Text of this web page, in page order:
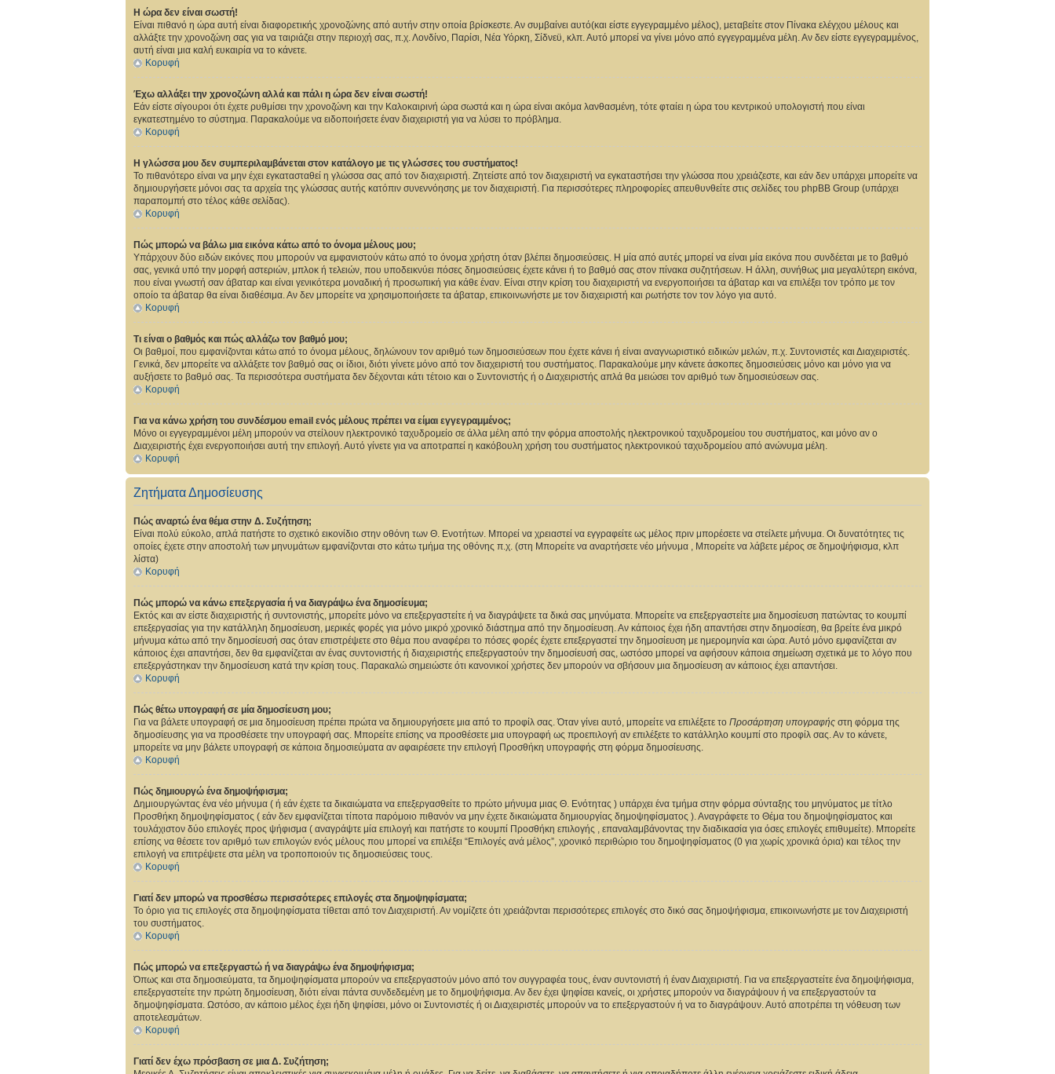
Η ώρα δεν είναι σωστή!
Είναι πιθανό η ώρα αυτή είναι διαφορετικής χρονοζώνης από αυτήν στην οποία βρίσκεστε. Αν συμβαίνει αυτό(και είστε εγγεγραμμένο μέλος), μεταβείτε στον Πίνακα ελέγχου μέλους και
αλλάξτε την χρονοζώνη σας για να ταιριάζει στην περιοχή σας, π.χ. Λονδίνο, Παρίσι, Νέα Υόρκη, Σίδνεϋ, κλπ. Αυτό μπορεί να γίνει μόνο από εγγεγραμμένα μέλη. Αν δεν είστε εγγεγραμμένος,
αυτή είναι μια καλή ευκαιρία να το κάνετε.
Κορυφή
Έχω αλλάξει την χρονοζώνη αλλά και πάλι η ώρα δεν είναι σωστή!
Εάν είστε σίγουροι ότι έχετε ρυθμίσει την χρονοζώνη και την Καλοκαιρινή ώρα σωστά και η ώρα είναι ακόμα λανθασμένη, τότε φταίει η ώρα του κεντρικού υπολογιστή που είναι
εγκατεστημένο το σύστημα. Παρακαλούμε να ειδοποιήσετε έναν διαχειριστή για να λύσει το πρόβλημα.
Κορυφή
Η γλώσσα μου δεν συμπεριλαμβάνεται στον κατάλογο με τις γλώσσες του συστήματος!
Το πιθανότερο είναι να μην έχει εγκατασταθεί η γλώσσα σας από τον διαχειριστή. Ζητείστε από τον διαχειριστή να εγκαταστήσει την γλώσσα που χρειάζεστε, και εάν δεν υπάρχει μπορείτε να
δημιουργήσετε μόνοι σας τα αρχεία της γλώσσας αυτής κατόπιν συνεννόησης με τον διαχειριστή. Για περισσότερες πληροφορίες απευθυνθείτε στις σελίδες του phpBB Group (υπάρχει
παραπομπή στο τέλος κάθε σελίδας).
Κορυφή
Πώς μπορώ να βάλω μια εικόνα κάτω από το όνομα μέλους μου;
Υπάρχουν δύο ειδών εικόνες που μπορούν να εμφανιστούν κάτω από το όνομα χρήστη όταν βλέπει δημοσιεύσεις. Η μία από αυτές μπορεί να είναι μία εικόνα που συνδέεται με το βαθμό
σας, γενικά υπό την μορφή αστεριών, μπλοκ ή τελειών, που υποδεικνύει πόσες δημοσιεύσεις έχετε κάνει ή το βαθμό σας στον πίνακα συζητήσεων. Η άλλη, συνήθως μια μεγαλύτερη εικόνα,
που είναι γνωστή σαν άβαταρ και είναι γενικότερα μοναδική ή προσωπική για κάθε έναν. Είναι στην κρίση του διαχειριστή να ενεργοποιήσει τα άβαταρ και να επιλέξει τον τρόπο με τον
οποίο τα άβαταρ θα είναι διαθέσιμα. Αν δεν μπορείτε να χρησιμοποιήσετε τα άβαταρ, επικοινωνήστε με τον διαχειριστή και ρωτήστε τον τον λόγο για αυτό.
Κορυφή
Τι είναι ο βαθμός και πώς αλλάζω τον βαθμό μου;
Οι βαθμοί, που εμφανίζονται κάτω από το όνομα μέλους, δηλώνουν τον αριθμό των δημοσιεύσεων που έχετε κάνει ή είναι αναγνωριστικό ειδικών μελών, π.χ. Συντονιστές και Διαχειριστές.
Γενικά, δεν μπορείτε να αλλάξετε τον βαθμό σας οι ίδιοι, διότι γίνετε μόνο από τον διαχειριστή του συστήματος. Παρακαλούμε μην κάνετε άσκοπες δημοσιεύσεις μόνο και μόνο για να
αυξήσετε το βαθμό σας. Τα περισσότερα συστήματα δεν δέχονται κάτι τέτοιο και ο Συντονιστής ή ο Διαχειριστής απλά θα μειώσει τον αριθμό των δημοσιεύσεων σας.
Κορυφή
Για να κάνω χρήση του συνδέσμου email ενός μέλους πρέπει να είμαι εγγεγραμμένος;
Μόνο οι εγγεγραμμένοι μέλη μπορούν να στείλουν ηλεκτρονικό ταχυδρομείο σε άλλα μέλη από την φόρμα αποστολής ηλεκτρονικού ταχυδρομείου του συστήματος, και μόνο αν ο
Διαχειριστής έχει ενεργοποιήσει αυτή την επιλογή. Αυτό γίνετε για να αποτραπεί η κακόβουλη χρήση του συστήματος ηλεκτρονικού ταχυδρομείου από ανώνυμα μέλη.
Κορυφή
Ζητήματα Δημοσίευσης
Πώς αναρτώ ένα θέμα στην Δ. Συζήτηση;
Είναι πολύ εύκολο, απλά πατήστε το σχετικό εικονίδιο στην οθόνη των Θ. Ενοτήτων. Μπορεί να χρειαστεί να εγγραφείτε ως μέλος πριν μπορέσετε να στείλετε μήνυμα. Οι δυνατότητες τις
οποίες έχετε στην αποστολή των μηνυμάτων εμφανίζονται στο κάτω τμήμα της οθόνης π.χ. (στη Μπορείτε να αναρτήσετε νέο μήνυμα , Μπορείτε να λάβετε μέρος σε δημοψήφισμα, κλπ
λίστα)
Κορυφή
Πώς μπορώ να κάνω επεξεργασία ή να διαγράψω ένα δημοσίευμα;
Εκτός και αν είστε διαχειριστής ή συντονιστής, μπορείτε μόνο να επεξεργαστείτε ή να διαγράψετε τα δικά σας μηνύματα. Μπορείτε να επεξεργαστείτε μια δημοσίευση πατώντας το κουμπί
επεξεργασίας για την κατάλληλη δημοσίευση, μερικές φορές για μόνο μικρό χρονικό διάστημα από την δημοσίευση. Αν κάποιος έχει ήδη απαντήσει στην δημοσίεση, θα βρείτε ένα μικρό
μήνυμα κάτω από την δημοσίευσή σας όταν επιστρέψετε στο θέμα που αναφέρει το πόσες φορές έχετε επεξεργαστεί την δημοσίευση με ημερομηνία και ώρα. Αυτό μόνο εμφανίζεται αν
κάποιος έχει απαντήσει, δεν θα εμφανίζεται αν ένας συντονιστής ή διαχειριστής επεξεργαστούν την δημοσίευσή σας, ωστόσο μπορεί να αφήσουν κάποια σημείωση σχετικά με το λόγο που
επεξεργάστηκαν την δημοσίευση κατά την κρίση τους. Παρακαλώ σημειώστε ότι κανονικοί χρήστες δεν μπορούν να σβήσουν μια δημοσίευση αν κάποιος έχει απαντήσει.
Κορυφή
Πώς θέτω υπογραφή σε μία δημοσίευση μου;
Για να βάλετε υπογραφή σε μια δημοσίευση πρέπει πρώτα να δημιουργήσετε μια από το προφίλ σας. Όταν γίνει αυτό, μπορείτε να επιλέξετε το Προσάρτηση υπογραφής στη φόρμα της
δημοσίευσης για να προσθέσετε την υπογραφή σας. Μπορείτε επίσης να προσθέσετε μια υπογραφή ως προεπιλογή αν επιλέξετε το κατάλληλο κουμπί στο προφίλ σας. Αν το κάνετε,
μπορείτε να μην βάλετε υπογραφή σε κάποια δημοσιεύματα αν αφαιρέσετε την επιλογή Προσθήκη υπογραφής στη φόρμα δημοσίευσης.
Κορυφή
Πώς δημιουργώ ένα δημοψήφισμα;
Δημιουργώντας ένα νέο μήνυμα ( ή εάν έχετε τα δικαιώματα να επεξεργασθείτε το πρώτο μήνυμα μιας Θ. Ενότητας ) υπάρχει ένα τμήμα στην φόρμα σύνταξης του μηνύματος με τίτλο
Προσθήκη δημοψηφίσματος ( εάν δεν εμφανίζεται τίποτα παρόμοιο πιθανόν να μην έχετε δικαιώματα δημιουργίας δημοψηφίσματος ). Αναγράφετε το Θέμα του δημοψηφίσματος και
τουλάχιστον δύο επιλογές προς ψήφισμα ( αναγράψτε μία επιλογή και πατήστε το κουμπί Προσθήκη επιλογής , επαναλαμβάνοντας την διαδικασία για όσες επιλογές επιθυμείτε). Μπορείτε
επίσης να θέσετε τον αριθμό των επιλογών ενός μέλους που μπορεί να επιλέξει “Επιλογές ανά μέλος”, χρονικό περιθώριο του δημοψηφίσματος (0 για χωρίς χρονικά όρια) και τέλος την
επιλογή να επιτρέψετε στα μέλη να τροποποιούν τις δημοσιεύσεις τους.
Κορυφή
Γιατί δεν μπορώ να προσθέσω περισσότερες επιλογές στα δημοψηφίσματα;
Το όριο για τις επιλογές στα δημοψηφίσματα τίθεται από τον Διαχειριστή. Αν νομίζετε ότι χρειάζονται περισσότερες επιλογές στο δικό σας δημοψήφισμα, επικοινωνήστε με τον Διαχειριστή
του συστήματος.
Κορυφή
Πώς μπορώ να επεξεργαστώ ή να διαγράψω ένα δημοψήφισμα;
Όπως και στα δημοσιεύματα, τα δημοψηφίσματα μπορούν να επεξεργαστούν μόνο από τον συγγραφέα τους, έναν συντονιστή ή έναν Διαχειριστή. Για να επεξεργαστείτε ένα δημοψήφισμα,
επεξεργαστείτε την πρώτη δημοσίευση, διότι είναι πάντα συνδεδεμένη με το δημοψήφισμα. Αν δεν έχει ψηφίσει κανείς, οι χρήστες μπορούν να διαγράψουν ή να επεξεργαστούν τα
δημοψηφίσματα. Ωστόσο, αν κάποιο μέλος έχει ήδη ψηφίσει, μόνο οι Συντονιστές ή οι Διαχειριστές μπορούν να το επεξεργαστούν ή να το διαγράψουν. Αυτό αποτρέπει τη νόθευση των
αποτελεσμάτων.
Κορυφή
Γιατί δεν έχω πρόσβαση σε μια Δ. Συζήτηση;